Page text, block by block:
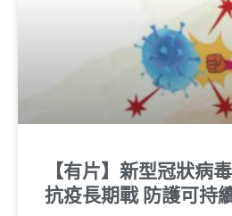
【有片】新型冠狀病
抗疫長期戰 防護可持